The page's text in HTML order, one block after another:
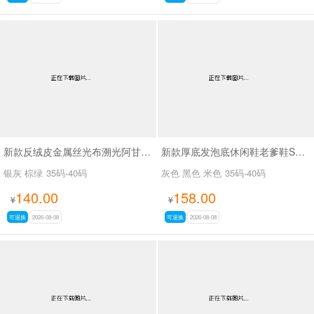
新款反绒皮金属丝光布溯光阿甘休闲鞋SA9288
银灰 棕绿 35码-40码
¥140.00
可退换 2026-08-08
新款厚底发泡底休闲鞋老爹鞋SA629-1
灰色 黑色 米色 35码-40码
¥158.00
可退换 2026-08-08